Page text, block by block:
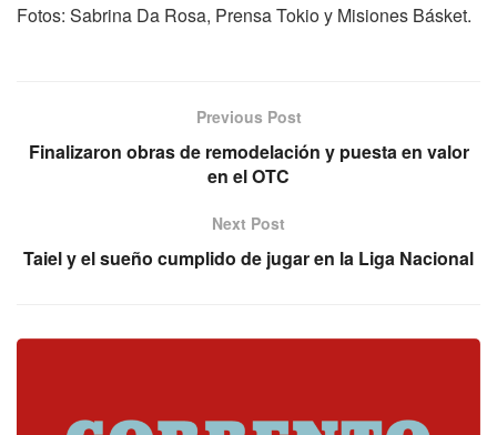
Fotos: Sabrina Da Rosa, Prensa Tokio y Misiones Básket.
Previous Post
Finalizaron obras de remodelación y puesta en valor
en el OTC
Next Post
Taiel y el sueño cumplido de jugar en la Liga Nacional